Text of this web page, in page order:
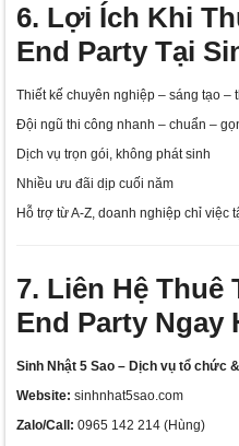
6. Lợi Ích Khi
End Party Tại
Thiết kế chuyên nghiệp – sáng tạo –
Đội ngũ thi công nhanh – chuẩn –
Dịch vụ trọn gói, không phát sinh
Nhiều ưu đãi dịp cuối năm
Hỗ trợ từ A-Z, doanh nghiệp chỉ việc
7. Liên Hệ Thuê
End Party Ngay
Sinh Nhật 5 Sao – Dịch vụ tổ chức
Website: sinhnhat5sao.com
Zalo/Call: 0965 142 214 (Hùng)